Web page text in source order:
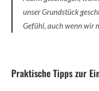
unser Grundstück
Gefühl, auch wenn wir
Praktische Tipps zur